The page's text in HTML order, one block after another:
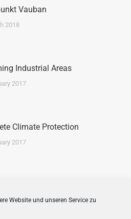
Website und unseren Service zu
Vauban
2018
Industrial Areas
2017
Climate Protection
2017
2017